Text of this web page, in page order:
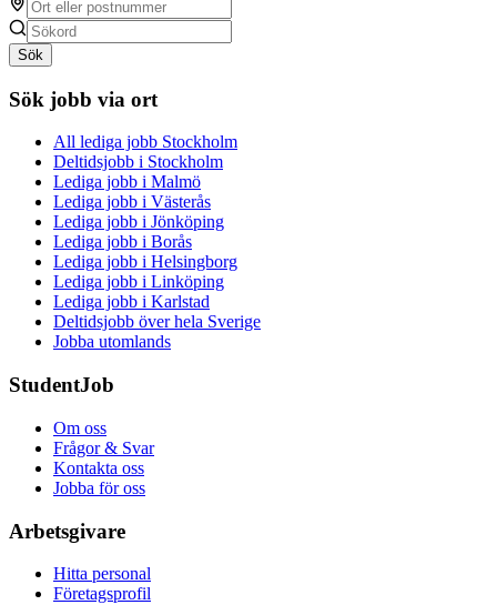
Sök
Sök jobb via ort
All lediga jobb Stockholm
Deltidsjobb i Stockholm
Lediga jobb i Malmö
Lediga jobb i Västerås
Lediga jobb i Jönköping
Lediga jobb i Borås
Lediga jobb i Helsingborg
Lediga jobb i Linköping
Lediga jobb i Karlstad
Deltidsjobb över hela Sverige
Jobba utomlands
StudentJob
Om oss
Frågor & Svar
Kontakta oss
Jobba för oss
Arbetsgivare
Hitta personal
Företagsprofil